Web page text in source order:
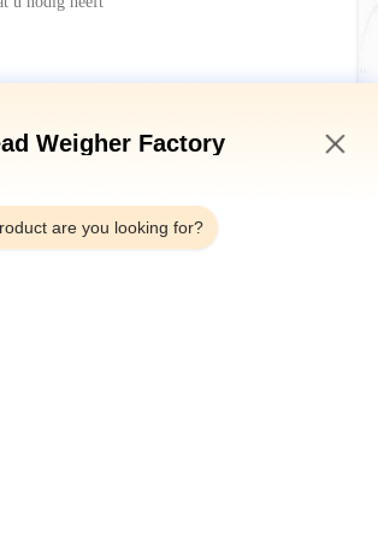
Stuur nu
Weigher Factory
are you looking for?